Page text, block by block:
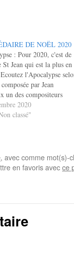
DE NOËL 2020
: Pour 2020, c'est de
St Jean qui est la plus en
l'Apocalypse
par Jean
un des compositeurs
de la deuxième partie du
siècle les plus
2020
classé"
, avec comme mot(s)-
en favoris avecce